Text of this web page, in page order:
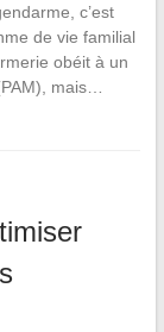
c’est
de vie familial
obéit à un
mais…